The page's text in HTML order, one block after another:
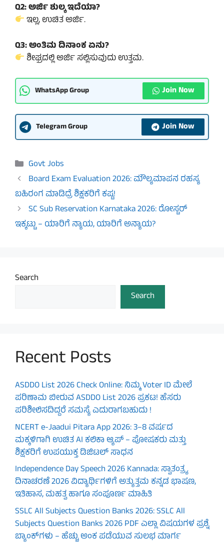
Q2: ಅರ್ಜಿ ಶುಲ್ಕ ಇದೆಯಾ?
ಇಲ್ಲ, ಉಚಿತ ಅರ್ಜಿ.
Q3: ಅಂತಿಮ ದಿನಾಂಕ ಏನು?
ಶೀಘ್ರದಲ್ಲಿ ಅರ್ಜಿ ಸಲ್ಲಿಸುವುದು ಉತ್ತಮ.
WhatsApp Group Join Now
Telegram Group Join Now
Categories
Govt Jobs
Board Exam Evaluation 2026: ಮೌಲ್ಯಮಾಪನ ರಹಸ್ಯ
ಬಹಿರಂಗ ಮಾಡಿದ್ರೆ ಶಿಕ್ಷಕರಿಗೆ ಕಷ್ಟ!
SC Sub Reservation Karnataka 2026: ರೋಸ್ಟರ್
ಇಕ್ಕಟ್ಟು – ಯಾರಿಗೆ ನ್ಯಾಯ, ಯಾರಿಗೆ ಅನ್ಯಾಯ?
Search
Search
Recent Posts
ASDDO List 2026 Check Online: ನಿಮ್ಮ Voter ID ಮೇಲೆ
ಪರಿಣಾಮ ಬೀರುವ ASDDO List 2026 ಪ್ರಕಟ! ಹೆಸರು
ಪರಿಶೀಲಿಸದಿದ್ದರೆ ಸಮಸ್ಯೆ ಎದುರಾಗಬಹುದು !
NCERT e-Jaadui Pitara App 2026: 3–8 ವರ್ಷದ
ಮಕ್ಕಳಿಗಾಗಿ ಉಚಿತ AI ಕಲಿಕಾ ಆ್ಯಪ್ – ಪೋಷಕರು ಮತ್ತು
ಶಿಕ್ಷಕರಿಗೆ ಉಪಯುಕ್ತ ಡಿಜಿಟಲ್ ಸಾಧನ
Independence Day Speech 2026 Kannada: ಸ್ವಾತಂತ್ರ್ಯ
ದಿನಾಚರಣೆ 2026 ವಿದ್ಯಾರ್ಥಿಗಳಿಗೆ ಅತ್ಯುತ್ತಮ ಕನ್ನಡ ಭಾಷಣ,
ಇತಿಹಾಸ, ಮಹತ್ವ ಹಾಗೂ ಸಂಪೂರ್ಣ ಮಾಹಿತಿ
SSLC All Subjects Question Banks 2026: SSLC All
Subjects Question Banks 2026 PDF ಎಲ್ಲಾ ವಿಷಯಗಳ ಪ್ರಶ್ನೆ
ಬ್ಯಾಂಕ್‌ಗಳು – ಹೆಚ್ಚು ಅಂಕ ಪಡೆಯುವ ಸುಲಭ ಮಾರ್ಗ